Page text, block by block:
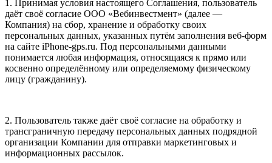
1. Принимая условия настоящего Соглашения, пользователь
даёт своё согласие ООО «Вебинвестмент» (далее —
Компания) на сбор, хранение и обработку своих
персональных данных, указанных путём заполнения веб-форм
на сайте iPhone-gps.ru. Под персональными данными
понимается любая информация, относящаяся к прямо или
косвенно определённому или определяемому физическому
лицу (гражданину).
2. Пользователь также даёт своё согласие на обработку и
трансграничную передачу персональных данных подрядной
организации Компании для отправки маркетинговых и
информационных рассылок.